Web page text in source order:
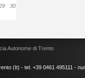
30
(It) - tel. +39 0461 495111 -